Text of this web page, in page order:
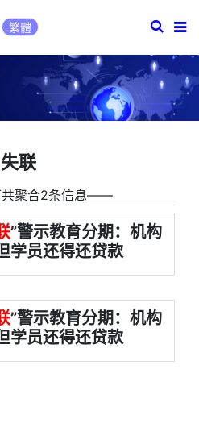
繁體
失联
聚合2条信息――
”警示教育分期：机构
学员还得还贷款
”警示教育分期：机构
学员还得还贷款